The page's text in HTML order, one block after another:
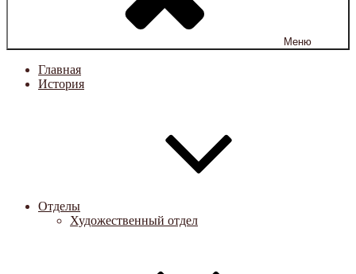
Меню
Главная
История
Отделы
Художественный отдел